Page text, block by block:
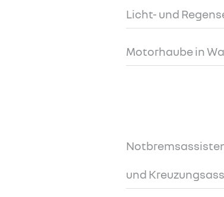
Licht- und
Motorhaube in
und